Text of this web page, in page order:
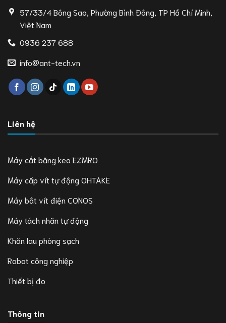
57/33/4 Bông Sao, Phường Bình Đông, TP Hồ Chí Minh,
Việt Nam
0936 237 688
info@ant-tech.vn
Liên hệ
Máy cắt băng keo EZMRO
Máy cấp vít tự động OHTAKE
Máy bắt vít điện CONOS
Máy tách nhãn tự động
Khăn lau phòng sạch
Robot công nghiệp
Thiết bị đo
Thông tin